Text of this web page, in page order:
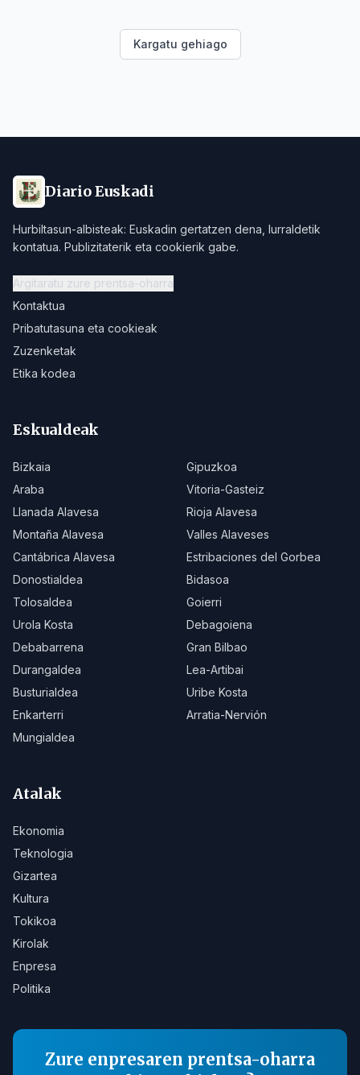
Kargatu gehiago
Diario Euskadi
Hurbiltasun-albisteak: Euskadin gertatzen dena, lurraldetik
kontatua. Publizitaterik eta cookierik gabe.
Argitaratu zure prentsa-oharra
Kontaktua
Pribatutasuna eta cookieak
Zuzenketak
Etika kodea
Eskualdeak
Bizkaia
Gipuzkoa
Araba
Vitoria-Gasteiz
Llanada Alavesa
Rioja Alavesa
Montaña Alavesa
Valles Alaveses
Cantábrica Alavesa
Estribaciones del Gorbea
Donostialdea
Bidasoa
Tolosaldea
Goierri
Urola Kosta
Debagoiena
Debabarrena
Gran Bilbao
Durangaldea
Lea-Artibai
Busturialdea
Uribe Kosta
Enkarterri
Arratia-Nervión
Mungialdea
Atalak
Ekonomia
Teknologia
Gizartea
Kultura
Tokikoa
Kirolak
Enpresa
Politika
Zure enpresaren prentsa-oharra